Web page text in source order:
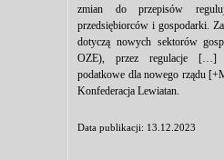
zmian do przepisów
przedsiębiorców i gospodarki.
dotyczą nowych sektorów
OZE), przez regulacje […]
podatkowe dla nowego rządu
Konfederacja Lewiatan.
Data publikacji: 13.12.2023